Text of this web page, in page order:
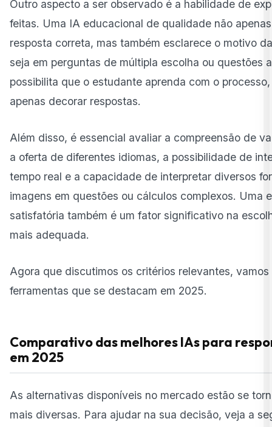
Outro aspecto a ser observado é a habilidade de
feitas. Uma IA educacional de qualidade não
resposta correta, mas também esclarece o motivo
seja em perguntas de múltipla escolha ou questões
possibilita que o estudante aprenda com o
apenas decorar respostas.
Além disso, é essencial avaliar a compreensão de
a oferta de diferentes idiomas, a possibilidade de
tempo real e a capacidade de interpretar diversos
imagens em questões ou cálculos complexos. Uma
satisfatória também é um fator significativo na
mais adequada.
Agora que discutimos os critérios relevantes, vamos
ferramentas que se destacam em 2025.
Comparativo das melhores IAs para
em 2025
As alternativas disponíveis no mercado estão se
mais diversas. Para ajudar na sua decisão, veja a